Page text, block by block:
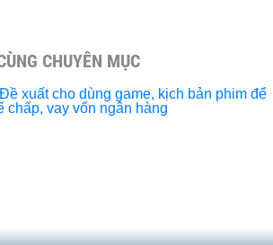
CHUYÊN MỤC